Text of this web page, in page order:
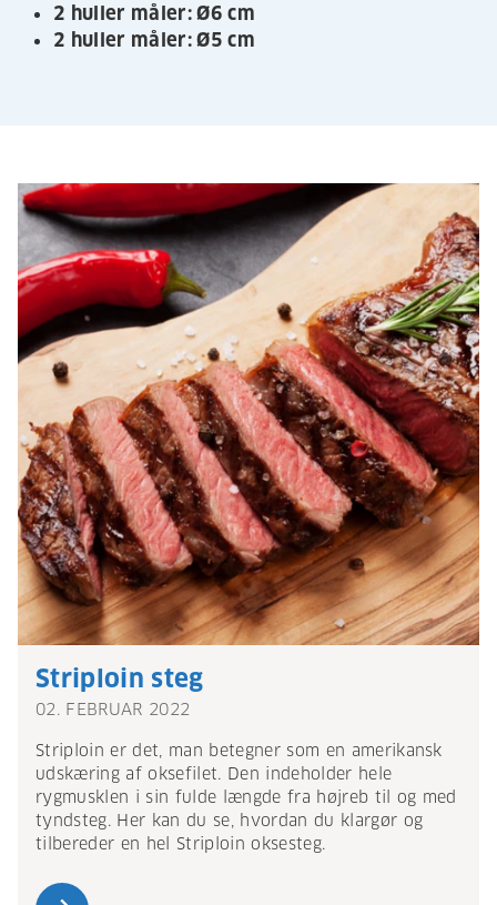
2 huller måler: Ø6 cm
2 huller måler: Ø5 cm
Striploin steg
02. FEBRUAR 2022
Striploin er det, man betegner som en amerikansk
udskæring af oksefilet. Den indeholder hele
rygmusklen i sin fulde længde fra højreb til og med
tyndsteg. Her kan du se, hvordan du klargør og
tilbereder en hel Striploin oksesteg.